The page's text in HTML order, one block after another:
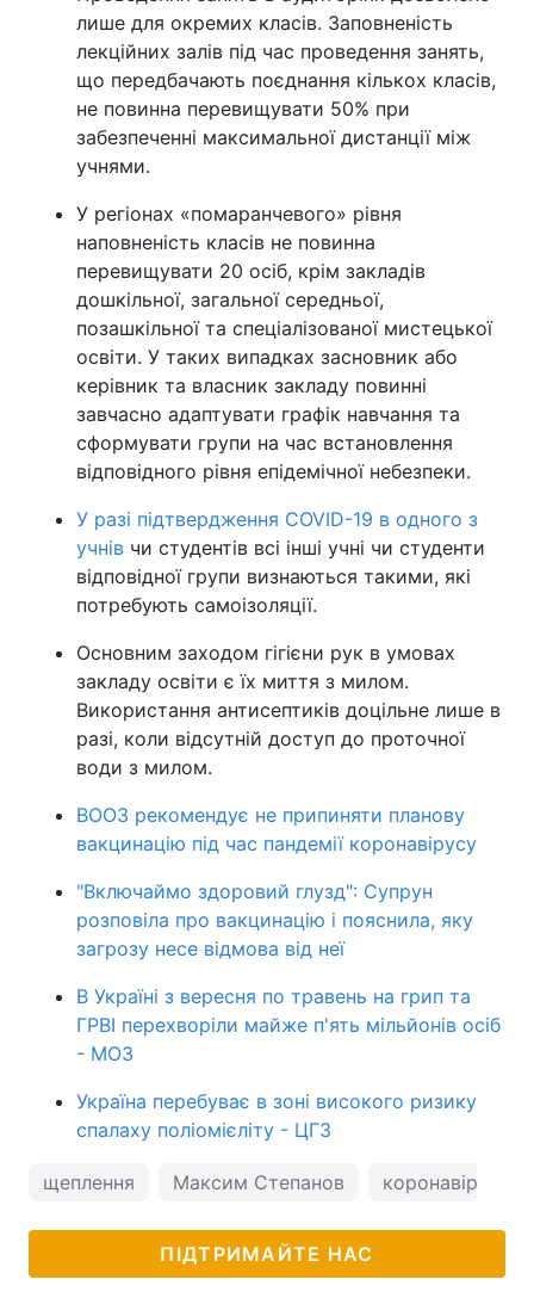
лише для окремих класів. Заповненість
лекційних залів під час проведення занять,
що передбачають поєднання кількох класів,
не повинна перевищувати 50% при
забезпеченні максимальної дистанції між
учнями.
У регіонах «помаранчевого» рівня
наповненість класів не повинна
перевищувати 20 осіб, крім закладів
дошкільної, загальної середньої,
позашкільної та спеціалізованої мистецької
освіти. У таких випадках засновник або
керівник та власник закладу повинні
завчасно адаптувати графік навчання та
сформувати групи на час встановлення
відповідного рівня епідемічної небезпеки.
У разі підтвердження COVID-19 в одного з
учнів чи студентів всі інші учні чи студенти
відповідної групи визнаються такими, які
потребують самоізоляції.
Основним заходом гігієни рук в умовах
закладу освіти є їх миття з милом.
Використання антисептиків доцільне лише в
разі, коли відсутній доступ до проточної
води з милом.
ВООЗ рекомендує не припиняти планову
вакцинацію під час пандемії коронавірусу
"Включаймо здоровий глузд": Супрун
розповіла про вакцинацію і пояснила, яку
загрозу несе відмова від неї
В Україні з вересня по травень на грип та
ГРВІ перехворіли майже п'ять мільйонів осіб
- МОЗ
Україна перебуває в зоні високого ризику
спалаху поліомієліту - ЦГЗ
щеплення Максим Степанов коронавірус в
ПІДТРИМАЙТЕ НАС